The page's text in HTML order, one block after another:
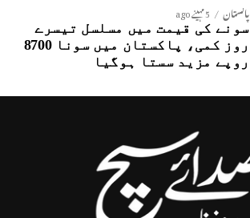
پاکستان 5 مہینے ago
سونے کی قیمت میں مسلسل تیسرے
روز کمی، پاکستان میں سونا 8700
روپے مزید سستا ہوگیا